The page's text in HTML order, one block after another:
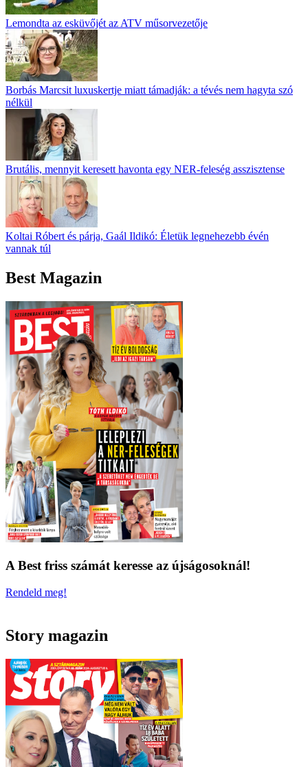
Lemondta az esküvőjét az ATV műsorvezetője
Borbás Marcsit luxuskertje miatt támadják: a tévés nem hagyta szó
nélkül
Brutális, mennyit keresett havonta egy NER-feleség asszisztense
Koltai Róbert és párja, Gaál Ildikó: Életük legnehezebb évén
vannak túl
Best Magazin
A Best friss számát keresse az újságosoknál!
Rendeld meg!
Story magazin